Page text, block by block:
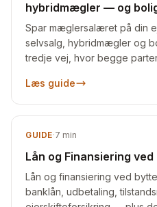
hybridmægler — og
Spar mæglersalæret på din
selvsalg, hybridmægler og
tredje vej, hvor begge
Læs guide
GUIDE·7 min
Lån og Finansiering
Lån og finansiering ved
banklån, udbetaling,